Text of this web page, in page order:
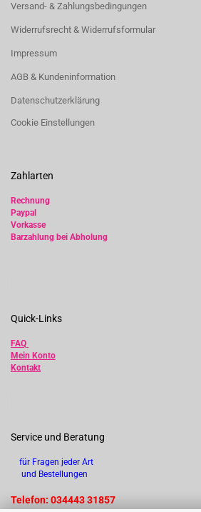
Versand- & Zahlungsbedingungen
Widerrufsrecht & Widerrufsformular
Impressum
AGB & Kundeninformation
Datenschutzerklärung
Cookie Einstellungen
Zahlarten
Rechnung
Paypal
Vorkasse
Barzahlung bei Abholung
Quick-Links
FAQ
Mein Konto
Kontakt
Service und Beratung
für Fragen jeder Art
und Bestellungen
Telefon: 034443 31857